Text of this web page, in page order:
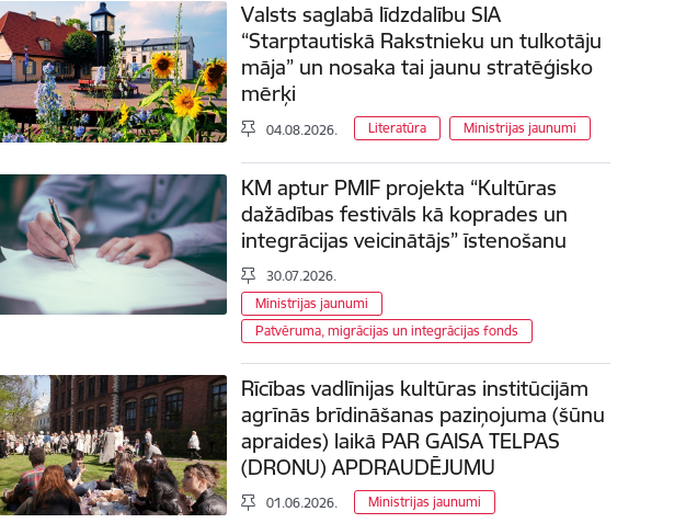
Valsts saglabā līdzdalību SIA
“Starptautiskā Rakstnieku un tulkotāju
māja” un nosaka tai jaunu stratēģisko
mērķi
04.08.2026. Literatūra Ministrijas jaunumi
KM aptur PMIF projekta “Kultūras
dažādības festivāls kā koprades un
integrācijas veicinātājs” īstenošanu
30.07.2026.
Ministrijas jaunumi
Patvēruma, migrācijas un integrācijas fonds
Rīcības vadlīnijas kultūras institūcijām
agrīnās brīdināšanas paziņojuma (šūnu
apraides) laikā PAR GAISA TELPAS
(DRONU) APDRAUDĒJUMU
01.06.2026. Ministrijas jaunumi